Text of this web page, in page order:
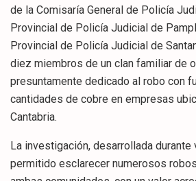
de la Comisaría General de Policía
Provincial de Policía Judicial de
Provincial de Policía Judicial de
diez miembros de un clan familiar de
presuntamente dedicado al robo con
cantidades de cobre en empresas
Cantabria.
La investigación, desarrollada durante
permitido esclarecer numerosos